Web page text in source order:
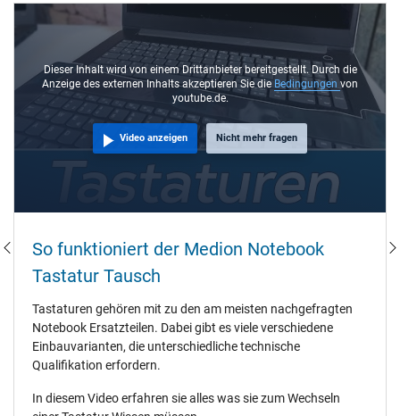
Dieser Inhalt wird von einem Drittanbieter bereitgestellt. Durch die
Anzeige des externen Inhalts akzeptieren Sie die Bedingungenvon
youtube.de.
Video anzeigen Nicht mehr fragen
So funktioniert der Medion Notebook
Tastatur Tausch
Tastaturen gehören mit zu den am meisten nachgefragten
Notebook Ersatzteilen. Dabei gibt es viele verschiedene
Einbauvarianten, die unterschiedliche technische
Qualifikation erfordern.
In diesem Video erfahren sie alles was sie zum Wechseln